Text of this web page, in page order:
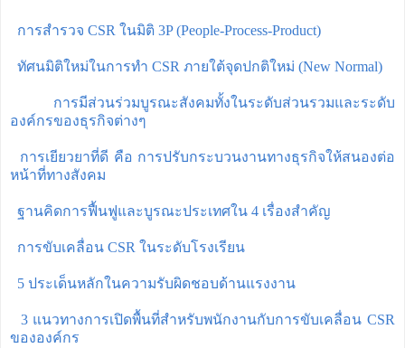
การสำรวจ CSR ในมิติ 3P (People-Process-Product)
ทัศนมิติใหม่ในการทำ CSR ภายใต้จุดปกติใหม่ (New Normal)
การมีส่วนร่วมบูรณะสังคมทั้งในระดับส่วนรวมและระดับ
องค์กรของธุรกิจต่างๆ
การเยียวยาที่ดี คือ การปรับกระบวนงานทางธุรกิจให้สนองต่อ
หน้าที่ทางสังคม
ฐานคิดการฟื้นฟูและบูรณะประเทศใน 4 เรื่องสำคัญ
การขับเคลื่อน CSR ในระดับโรงเรียน
5 ประเด็นหลักในความรับผิดชอบด้านแรงงาน
3 แนวทางการเปิดพื้นที่สำหรับพนักงานกับการขับเคลื่อน CSR
ขององค์กร